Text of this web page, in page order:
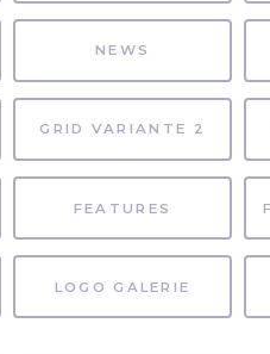
NEWS
GRID VARIANTE 2
FEATURES
LOGO GALERIE